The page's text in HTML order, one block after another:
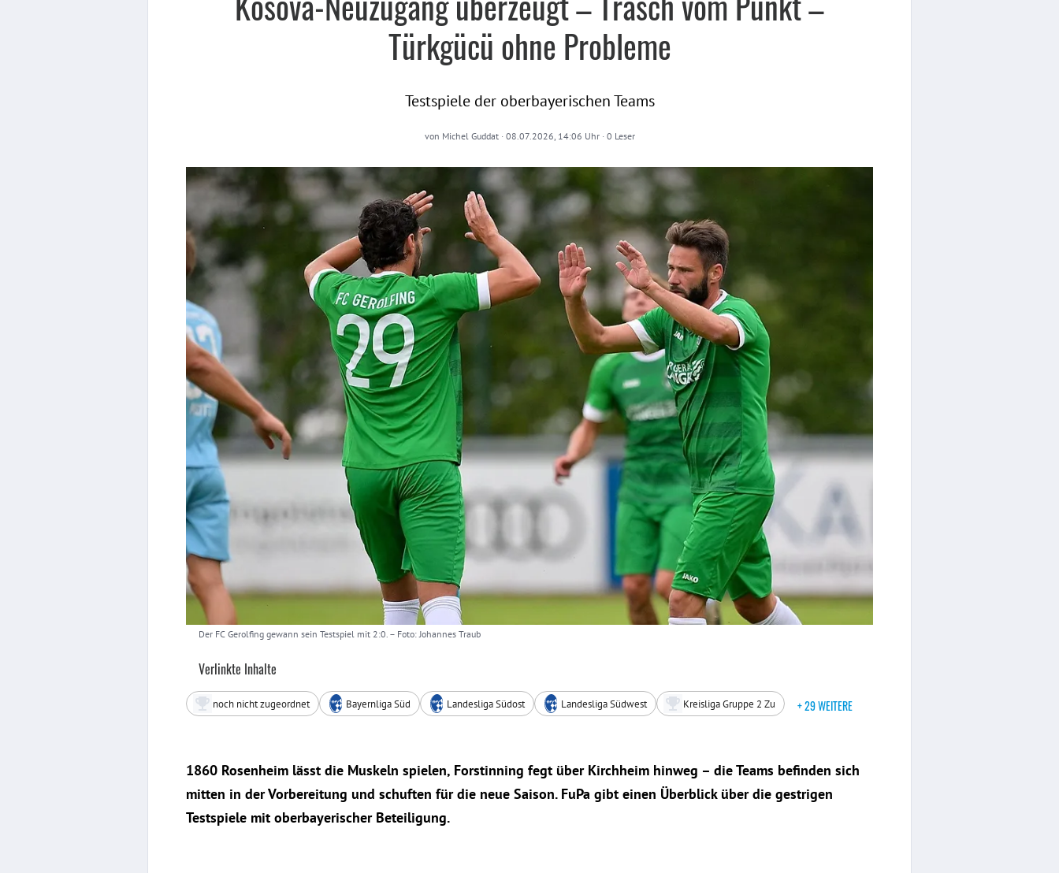
Türkgücü ohne Probleme
Testspiele der oberbayerischen Teams
von Michel Guddat· 08.07.2026, 14:06 Uhr· 0 Leser
Der FC Gerolfing gewann sein Testspiel mit 2:0. – Foto: Johannes Traub
Verlinkte Inhalte
noch nicht zugeordnet Bayernliga Süd Landesliga Südost Landesliga Südwest Kreisliga Gruppe 2 Zu + 29 WEITERE
1860 Rosenheim lässt die Muskeln spielen, Forstinning fegt über Kirchheim hinweg – die Teams befinden sich
mitten in der Vorbereitung und schuften für die neue Saison. FuPa gibt einen Überblick über die gestrigen
Testspiele mit oberbayerischer Beteiligung.